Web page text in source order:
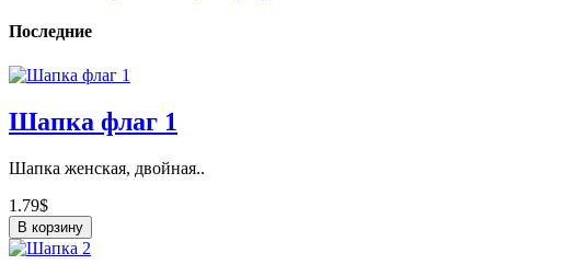
Последние
Шапка флаг 1
Шапка женская, двойная..
1.79$
В корзину